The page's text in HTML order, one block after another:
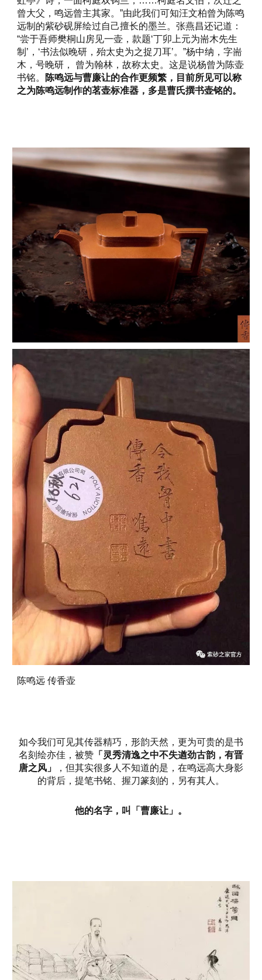
曾大父，鸣远曾主其家。”由此我们可知汪文柏曾为陈鸣
远制的紫砂砚屏绘过自己擅长的墨兰。张燕昌还记道：
“尝于吾师樊桐山房见一壶，款题‘丁卯上元为耑木先生
制’，‘书法似晚研，殆太史为之捉刀耳’。”杨中纳，字耑
木，号晚研， 曾为翰林，故称太史。这是说杨曾为陈壶
书铭。 陈鸣远与曹廉让的合作更频繁，目前所见可以称
之为陈鸣远制作的茗壶标准器，多是曹氏撰书壶铭的。
陈鸣远 传香壶
如今我们可见其传器精巧，形韵天然，更为可贵的是书
名刻绘亦佳，被赞 「灵秀清逸之中不失遒劲古韵，有晋
唐之风」
，但其实很多人不知道的是，在鸣远高大身影
的背后，提笔书铭、握刀篆刻的，另有其人。
他的名字，叫「曹廉让」。